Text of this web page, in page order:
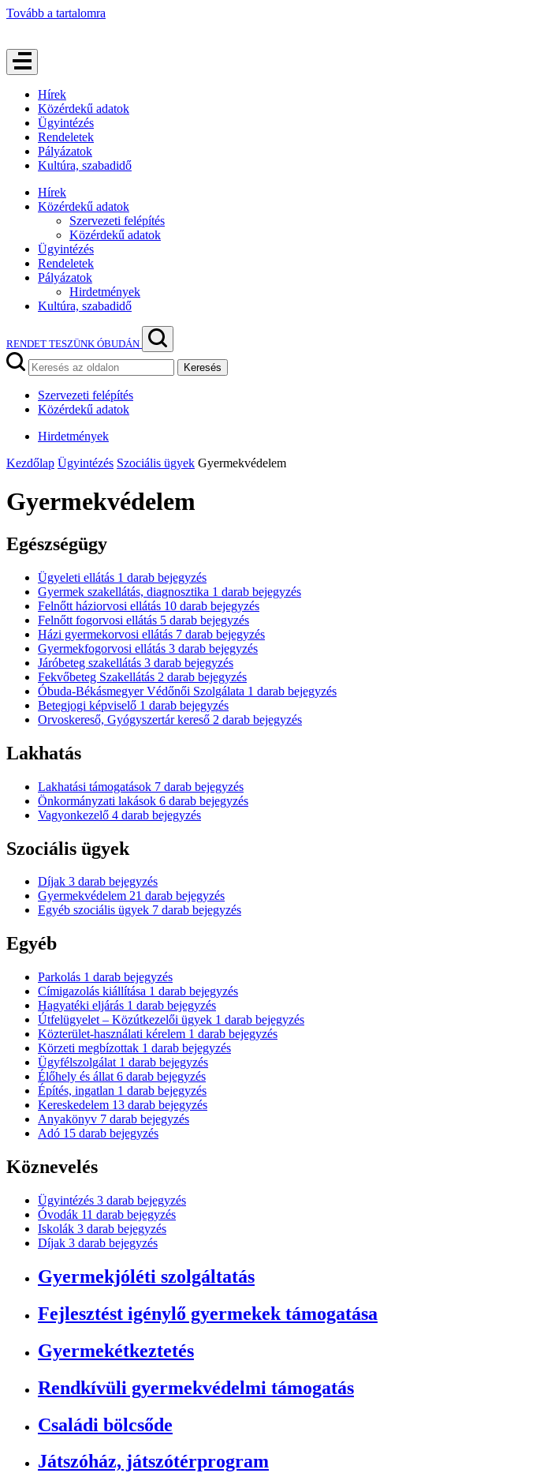
Tovább a tartalomra
Hírek
Közérdekű adatok
Ügyintézés
Rendeletek
Pályázatok
Kultúra, szabadidő
Hírek
Közérdekű adatok
Szervezeti felépítés
Közérdekű adatok
Ügyintézés
Rendeletek
Pályázatok
Hirdetmények
Kultúra, szabadidő
RENDET TESZÜNK ÓBUDÁN
Keresés
Szervezeti felépítés
Közérdekű adatok
Hirdetmények
Kezdőlap Ügyintézés Szociális ügyek Gyermekvédelem
Gyermekvédelem
Egészségügy
Ügyeleti ellátás 1 darab bejegyzés
Gyermek szakellátás, diagnosztika 1 darab bejegyzés
Felnőtt háziorvosi ellátás 10 darab bejegyzés
Felnőtt fogorvosi ellátás 5 darab bejegyzés
Házi gyermekorvosi ellátás 7 darab bejegyzés
Gyermekfogorvosi ellátás 3 darab bejegyzés
Járóbeteg szakellátás 3 darab bejegyzés
Fekvőbeteg Szakellátás 2 darab bejegyzés
Óbuda-Békásmegyer Védőnői Szolgálata 1 darab bejegyzés
Betegjogi képviselő 1 darab bejegyzés
Orvoskereső, Gyógyszertár kereső 2 darab bejegyzés
Lakhatás
Lakhatási támogatások 7 darab bejegyzés
Önkormányzati lakások 6 darab bejegyzés
Vagyonkezelő 4 darab bejegyzés
Szociális ügyek
Díjak 3 darab bejegyzés
Gyermekvédelem 21 darab bejegyzés
Egyéb szociális ügyek 7 darab bejegyzés
Egyéb
Parkolás 1 darab bejegyzés
Címigazolás kiállítása 1 darab bejegyzés
Hagyatéki eljárás 1 darab bejegyzés
Útfelügyelet – Közútkezelői ügyek 1 darab bejegyzés
Közterület-használati kérelem 1 darab bejegyzés
Körzeti megbízottak 1 darab bejegyzés
Ügyfélszolgálat 1 darab bejegyzés
Élőhely és állat 6 darab bejegyzés
Építés, ingatlan 1 darab bejegyzés
Kereskedelem 13 darab bejegyzés
Anyakönyv 7 darab bejegyzés
Adó 15 darab bejegyzés
Köznevelés
Ügyintézés 3 darab bejegyzés
Óvodák 11 darab bejegyzés
Iskolák 3 darab bejegyzés
Díjak 3 darab bejegyzés
Gyermekjóléti szolgáltatás
Fejlesztést igénylő gyermekek támogatása
Gyermekétkeztetés
Rendkívüli gyermekvédelmi támogatás
Családi bölcsőde
Játszóház, játszótérprogram